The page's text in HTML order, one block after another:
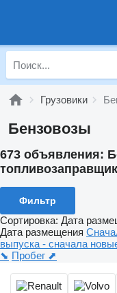
Грузовики
Бензовозы
673 объявления:
Фильтр
Сортировка: Дата
Дата размещения
выпуска - сначала
⬊ Пробег ⬈